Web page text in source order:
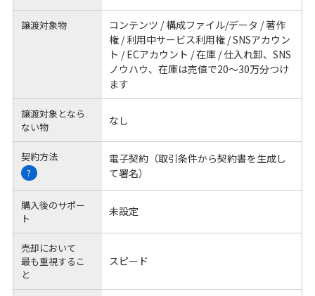
譲渡対象物
コンテンツ / 構成ファイル/データ / 著作
権 / 利用中サービス利用権 / SNSアカウン
ト / ECアカウント / 在庫 / 仕入れ卸、SNS
ノウハウ、在庫は売値で20〜30万分つけ
ます
譲渡対象となら
ない物
なし
契約方法
?
電子契約（取引条件から契約書を生成し
て署名）
購入後のサポー
ト
未設定
売却において
最も重視するこ
と
スピード